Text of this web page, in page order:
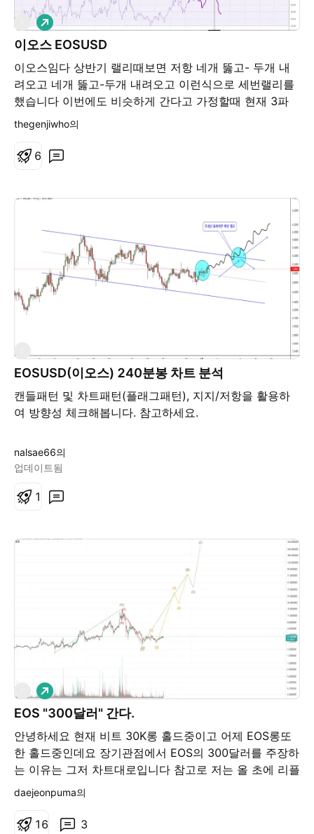
수 있기를 기대해 보겠습니다. ⭐ 결 론 ⭐ ① 개인적인 이
오스 매수 근거는 주봉 사토시 지지구간 도착 및 다이버전
스 확인입니다. ② 현재 이오스는 파란색 삼각형 내에서
횡보수렴 하고 있습니다. ③ 이오스는 빨간색 매물대
(5.54달러 ~ 5.68달러)를 돌파하고 지지받게 된다면 큰
상승을 기대할 수 있습니다. ④ 다음 달에는 오늘 보다 높
은 가격에서 이오스 포스팅을 할 수 있기를 기대해 보겠습
보는 투자권유 목적이 아니며 투자의 책임은 항상 본인에
따라서 추가 상승을 기대하고 있습니다. 상방시 주요 저항
구간으로는 6.5달러 / 7.7달러 / 8.4달러 ~ 8.72달러 / 10
달러 / 12달러가 있습니다. 다른 알트코인중에 가격 반응
까 생각하고 있습니다. ⭐ 결 론 ⭐ ① 이오스는 오르고 있
었습니다. ② 바닥테스트는 이루어졌다고 보며 추가 상승
을 기대하고 있습니다. ③ 개인적으로 이오스 매매는 안
하지만 이번 기회에 매수를 고려하고 있습니다. ④ 원화
고 있습니다. #디지털자산 #알트코인 #이오스 ※ 본 포스
이오스 EOSUSD
이오스임다 상반기 랠리때보면 저항 네개 뚫고- 두개 내
려오고 네개 뚫고-두개 내려오고 이런식으로 세번랠리를
했습니다 이번에도 비슷하게 간다고 가정할때 현재 3파
진행중이며 4파 조정후 5파 24불정도는 가지 않을까 추
면 많이 떨어집니다 이번 3파가 예측한 정도 지점까진 가
떄문입니다 (10월은 FOMC 없음) 어제 발표한 비농업고
용인구 지표가 예상보다 좋게 나오지 않아서 테이퍼링 발
표시기가 11월쯤으로 늦춰지지 않을까 생각하고 있습니
롱
thegenjiwho의
6
EOSUSD(이오스) 240분봉 차트 분석
캔들패턴 및 차트패턴(플래그패턴), 지지/저항을 활용하
여 방향성 체크해봅니다. 참고하세요.
nalsae66의
업데이트됨
1
EOS "300달러" 간다.
안녕하세요 현재 비트 30K롱 홀드중이고 어제 EOS롱또
한 홀드중인데요 장기관점에서 EOS의 300달러를 주장하
는 이유는 그저 차트대로입니다 참고로 저는 올 초에 리플
최저점에 대국적인 매집을 통해 130배 이상의 수익을 냈
줄것같네요 감사용
롱
daejeonpuma의
3
1 6